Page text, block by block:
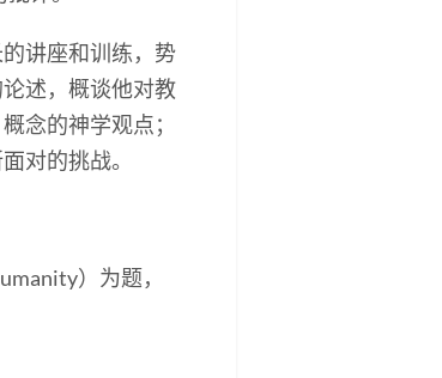
讲座和训练，势
述，概谈他对教
念的神学观点；
对的挑战。
）为题，